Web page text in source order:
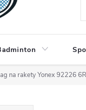
na rakety Yonex 92226 6R